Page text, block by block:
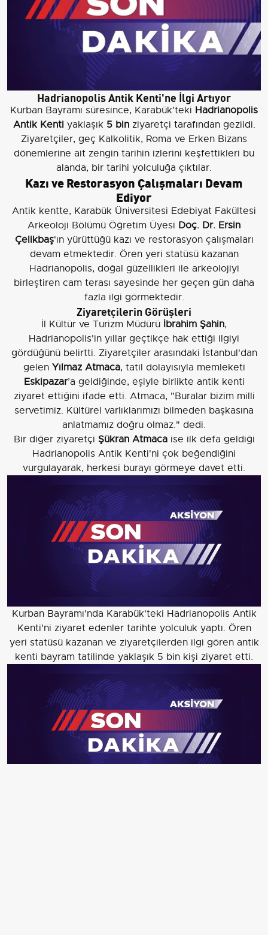
Hadrianopolis Antik Kenti'ne İlgi Artıyor
Kurban Bayramı süresince, Karabük'teki Hadrianopolis
Antik Kentiyaklaşık 5 binziyaretçi tarafından gezildi.
Ziyaretçiler, geç Kalkolitik, Roma ve Erken Bizans
dönemlerine ait zengin tarihin izlerini keşfettikleri bu
alanda, bir tarihi yolculuğa çıktılar.
Kazı ve Restorasyon Çalışmaları Devam
Ediyor
Antik kentte, Karabük Üniversitesi Edebiyat Fakültesi
Arkeoloji Bölümü Öğretim Üyesi Doç. Dr. Ersin
Çelikbaş'ın yürüttüğü kazı ve restorasyon çalışmaları
devam etmektedir. Ören yeri statüsü kazanan
Hadrianopolis, doğal güzellikleri ile arkeolojiyi
birleştiren cam terası sayesinde her geçen gün daha
fazla ilgi görmektedir.
Ziyaretçilerin Görüşleri
İl Kültür ve Turizm Müdürü İbrahim Şahin,
Hadrianopolis'in yıllar geçtikçe hak ettiği ilgiyi
gördüğünü belirtti. Ziyaretçiler arasındaki İstanbul'dan
gelen Yılmaz Atmaca, tatil dolayısıyla memleketi
Eskipazar’a geldiğinde, eşiyle birlikte antik kenti
ziyaret ettiğini ifade etti. Atmaca, "Buralar bizim milli
servetimiz. Kültürel varlıklarımızı bilmeden başkasına
anlatmamız doğru olmaz." dedi.
Bir diğer ziyaretçi Şükran Atmacaise ilk defa geldiği
Hadrianopolis Antik Kenti'ni çok beğendiğini
vurgulayarak, herkesi burayı görmeye davet etti.
Kurban Bayramı'nda Karabük'teki Hadrianopolis Antik
Kenti'ni ziyaret edenler tarihte yolculuk yaptı. Ören
yeri statüsü kazanan ve ziyaretçilerden ilgi gören antik
kenti bayram tatilinde yaklaşık 5 bin kişi ziyaret etti.